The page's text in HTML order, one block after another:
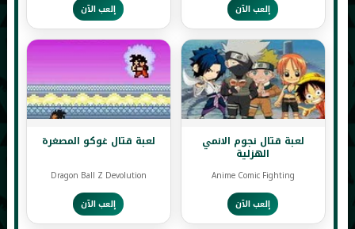
إلعب الآن
إلعب الآن
لعبة قتال نجوم الانمي
الهزلية
Anime Comic Fighting
إلعب الآن
لعبة قتال غوكو المصغرة
Dragon Ball Z Devolution
إلعب الآن